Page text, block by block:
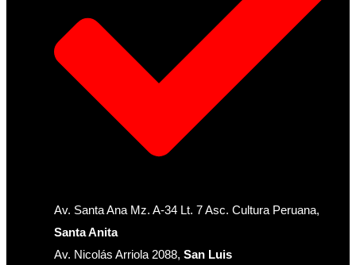
Av. Santa Ana Mz. A-34 Lt. 7 Asc. Cultura Peruana,
Santa Anita
Av. Nicolás Arriola 2088, San Luis